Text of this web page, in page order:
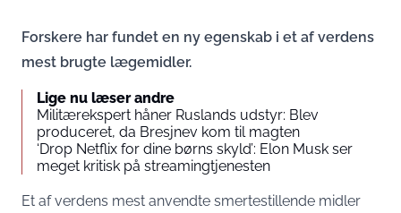
Forskere har fundet en ny egenskab i et af verdens
mest brugte lægemidler.
Lige nu læser andre
Militærekspert håner Ruslands udstyr: Blev
produceret, da Bresjnev kom til magten
‘Drop Netflix for dine børns skyld’: Elon Musk ser
meget kritisk på streamingtjenesten
Et af verdens mest anvendte smertestillende midler